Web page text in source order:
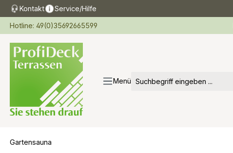
Zur Hauptnavigation springen
Kontakt Service/Hilfe
Hotline: 49(0)35692665599
Menü
Gartensauna